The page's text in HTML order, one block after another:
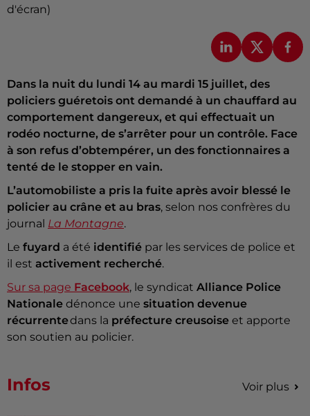
d'écran)
Dans la nuit du lundi 14 au mardi 15 juillet, des
policiers guéretois ont demandé à un chauffard au
comportement dangereux, et qui effectuait un
rodéo nocturne, de s’arrêter pour un contrôle. Face
à son refus d’obtempérer, un des fonctionnaires a
tenté de le stopper en vain.
L’automobiliste a pris la fuite après avoir blessé le
policier au crâne et au bras, selon nos confrères du
journal La Montagne.
Le fuyard a été identifié par les services de police et
il est activement recherché.
Sur sa page Facebook, le syndicat Alliance Police
Nationale dénonce une situation devenue
récurrentedans la préfecture creusoise et apporte
son soutien au policier.
Infos Voir plus